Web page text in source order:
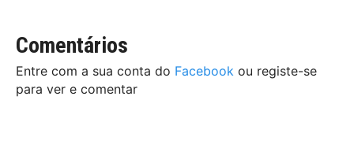
Comentários
Entre com a sua conta do Facebook ou registe-se
para ver e comentar